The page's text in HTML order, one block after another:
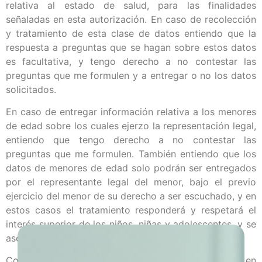
relativa al estado de salud, para las finalidades
señaladas en esta autorización. En caso de recolección
y tratamiento de esta clase de datos entiendo que la
respuesta a preguntas que se hagan sobre estos datos
es facultativa, y tengo derecho a no contestar las
preguntas que me formulen y a entregar o no los datos
solicitados.
En caso de entregar información relativa a los menores
de edad sobre los cuales ejerzo la representación legal,
entiendo que tengo derecho a no contestar las
preguntas que me formulen. También entiendo que los
datos de menores de edad solo podrán ser entregados
por el representante legal del menor, bajo el previo
ejercicio del menor de su derecho a ser escuchado, y en
estos casos el tratamiento responderá y respetará el
interés superior de los niños, niñas y adolescentes, y se
asegurará el respeto de sus derechos fundamentales.